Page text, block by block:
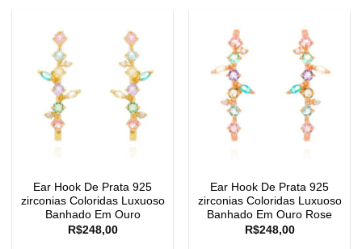
Ear Hook De Prata 925
zirconias Coloridas Luxuoso
Banhado Em Ouro
R$248,00
Ear Hook De Prata 925
zirconias Coloridas Luxuoso
Banhado Em Ouro Rose
R$248,00